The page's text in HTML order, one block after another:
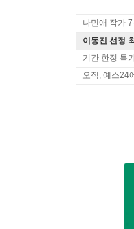
나민애 작가
이동진 선정
기간 한정 특
오직, 예스24